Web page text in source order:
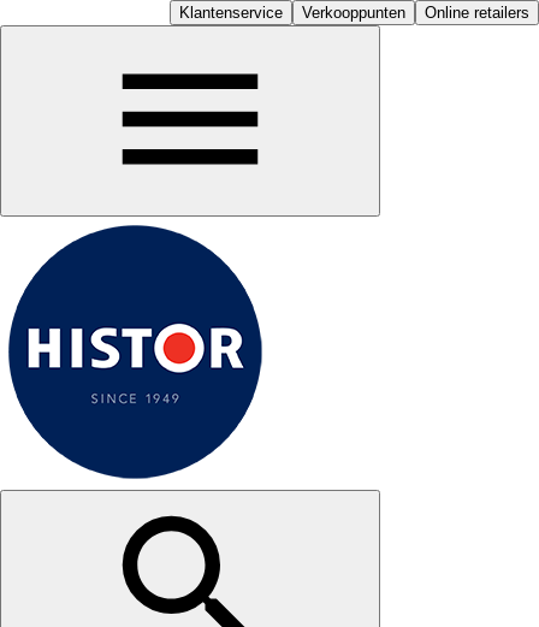
Klantenservice Verkooppunten Online retailers